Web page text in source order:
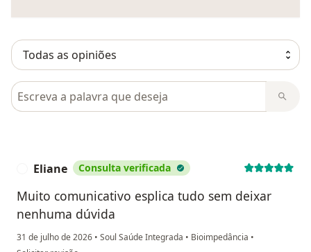
Pesquisar em opiniões
Eliane Consulta verificada
Muito comunicativo esplica tudo sem deixar
nenhuma dúvida
31 de julho de 2026 • Soul Saúde Integrada • Bioimpedância •
na opinião do utilizador Eliane